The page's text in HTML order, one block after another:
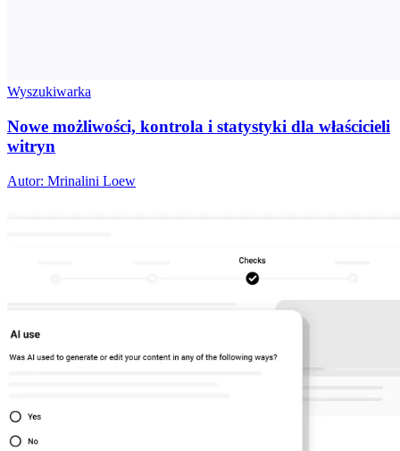
Wyszukiwarka
Nowe możliwości, kontrola i statystyki dla właścicieli
witryn
Autor: Mrinalini Loew